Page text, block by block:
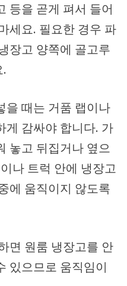
등을 곧게 펴서 들어
세요. 필요한 경우 파
장고 양쪽에 골고루
을 때는 거품 랩이나
게 감싸야 합니다. 가
놓고 뒤집거나 옆으
나 트럭 안에 냉장고
에 움직이지 않도록
면 원룸 냉장고를 안
있으므로 움직임이